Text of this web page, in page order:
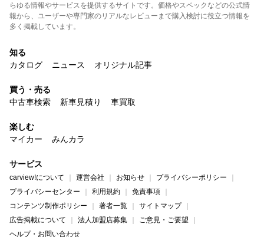
らゆる情報やサービスを提供するサイトです。価格やスペックなどの公式情
報から、ユーザーや専門家のリアルなレビューまで購入検討に役立つ情報を
多く掲載しています。
知る
カタログ
ニュース オリジナル記事
買う・売る
中古車検索
新車見積り 車買取
楽しむ
マイカー
みんカラ
サービス
carview!について 運営会社 お知らせ
プライバシーポリシー
プライバシーセンター
利用規約
免責事項
コンテンツ制作ポリシー
著者一覧
サイトマップ
広告掲載について
法人加盟店募集
ご意見・ご要望
ヘルプ・お問い合わせ